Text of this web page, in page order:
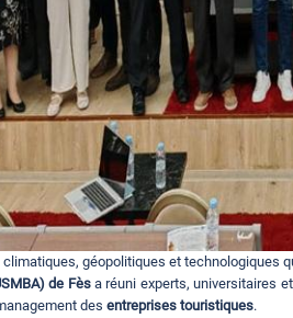
climatiques, géopolitiques et technologiques
de Fèsa réuni experts, universitaires
des entreprises touristiques.